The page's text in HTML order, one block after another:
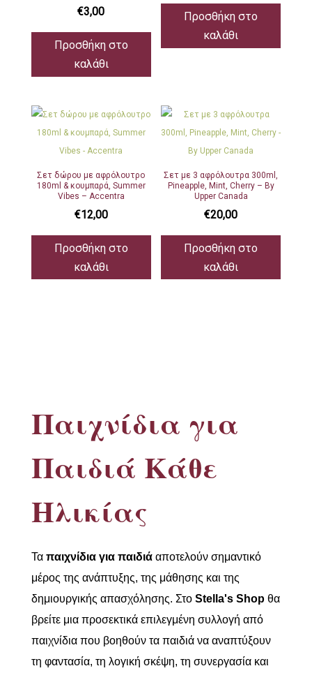
€3,00
Προσθήκη στο
καλάθι
Προσθήκη στο
καλάθι
Σετ δώρου με αφρόλουτρο
180ml & κουμπαρά, Summer
Vibes – Accentra
€12,00
Προσθήκη στο
καλάθι
Σετ με 3 αφρόλουτρα 300ml,
Pineapple, Mint, Cherry – By
Upper Canada
€20,00
Προσθήκη στο
καλάθι
Παιχνίδια για
Παιδιά Κάθε
Ηλικίας
Τα παιχνίδια για παιδιάαποτελούν σημαντικό
μέρος της ανάπτυξης, της μάθησης και της
δημιουργικής απασχόλησης. Στο Stella's Shopθα
βρείτε μια προσεκτικά επιλεγμένη συλλογή από
παιχνίδια που βοηθούν τα παιδιά να αναπτύξουν
τη φαντασία, τη λογική σκέψη, τη συνεργασία και